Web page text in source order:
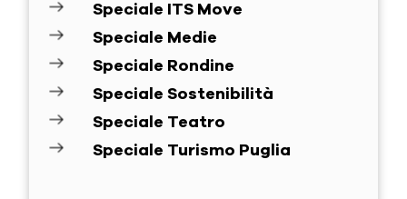
Speciale ITS Move
Speciale Medie
Speciale Rondine
Speciale Sostenibilità
Speciale Teatro
Speciale Turismo Puglia